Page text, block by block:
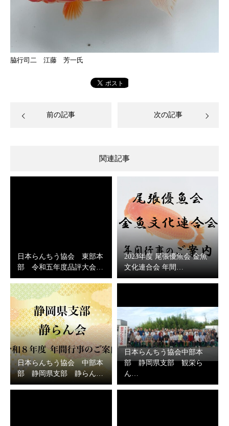
脇行司二 江藤 芳一氏
前の記事 次の記事
関連記事
日本らんちう協会 東部本
部 令和五年度品評大会…
2023年度 尾張優魚会 金魚
文化連合会 年間…
日本らんちう協会 中部本
部 静岡県支部 静らん…
日本らんちう協会中部本
部 静岡県支部 観栄ら
ん…